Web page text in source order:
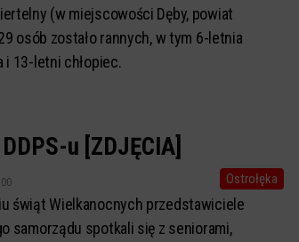
(w miejscowości Dęby, powiat
osób zostało rannych, w tym 6-letnia
i 13-letni chłopiec.
u [ZDJĘCIA]
Ostrołęka
świąt Wielkanocnych przedstawiciele
samorządu spotkali się z seniorami,